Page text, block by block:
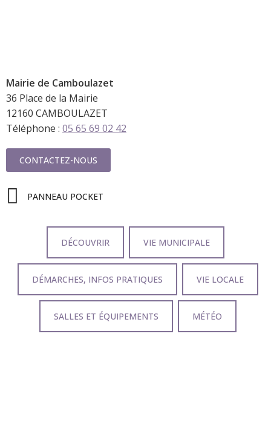
Mairie de Camboulazet
36 Place de la Mairie
12160 CAMBOULAZET
Téléphone : 05 65 69 02 42
CONTACTEZ-NOUS
PANNEAU POCKET
DÉCOUVRIR VIE MUNICIPALE
DÉMARCHES, INFOS PRATIQUES VIE LOCALE
SALLES ET ÉQUIPEMENTS MÉTÉO